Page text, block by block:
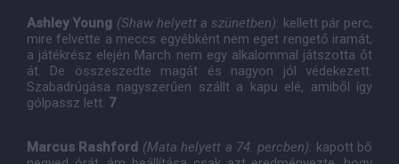
Ashley Young (Shaw helyett a szünetben): kellett pár perc,
mire felvette a meccs egyébként nem eget rengető iramát,
a játékrész elején March nem egy alkalommal játszotta őt
át. De összeszedte magát és nagyon jól védekezett.
Szabadrúgása nagyszerűen szállt a kapu elé, amiből így
gólpassz lett. 7
Marcus Rashford (Mata helyett a 74. percben): kapott bő